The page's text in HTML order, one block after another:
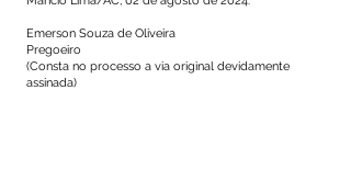
Emerson Souza de Oliveira
Pregoeiro
(Consta no processo a via original devidamente
assinada)